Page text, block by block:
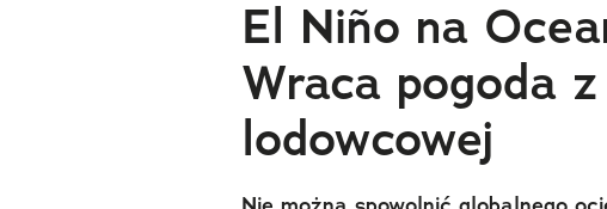
El Niño na
Wraca pogoda
lodowcowej